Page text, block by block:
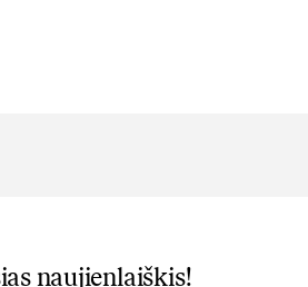
naujienlaiškis!